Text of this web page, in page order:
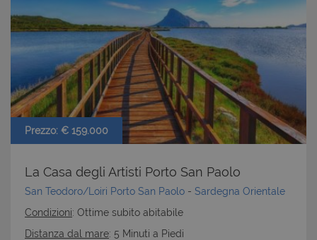
Prezzo: € 159.000
La Casa degli Artisti Porto San Paolo
San Teodoro/Loiri Porto San Paolo - Sardegna Orientale
Condizioni: Ottime subito abitabile
Distanza dal mare: 5 Minuti a Piedi